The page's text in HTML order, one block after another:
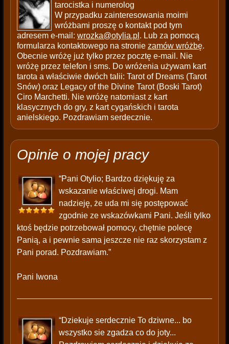
tarocistka i numerolog
W przypadku zainteresowania moimi
wróżbami proszę o kontakt pod tym
adresem e-mail: wrozka@otylia.pl . Lub za pomocą
formularza kontaktowego na stronie zamów wróżbę.
Obecnie wróżę już tylko przez pocztę e-mail. Nie
wróżę przez telefon i sms. Do wróżenia używam kart
tarota a właściwie dwóch talii: Tarot of Dreams (Tarot
Snów) oraz Legacy of the Divine Tarot (Boski Tarot)
Ciro Marchetti. Nie wróżę natomiast z kart
klasycznych do gry, z kart cygańskich i tarota
anielskiego. Pozdrawiam serdecznie.
Opinie o mojej pracy
“Pani Otylio; Bardzo dziękuję za
wskazanie właściwej drogi. Mam
nadzieję, że uda mi się postępować
zgodnie ze wskazówkami Pani. Jeśli tylko
ktoś będzie potrzebował pomocy, chętnie polecę
Panią, a i pewnie sama jeszcze nie raz skorzystam z
Pani porad. Pozdrawiam.”
Pani Iwona
“Dziekuje serdecznie To dziwne... bo
wszystko sie zgadza co do joty...